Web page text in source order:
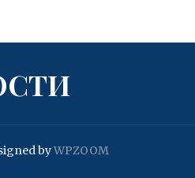
byWPZOOM